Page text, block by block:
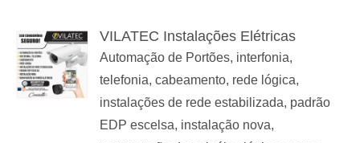
VILATEC Instalações Elétricas
Automação de Portões, interfonia,
telefonia, cabeamento, rede lógica,
instalações de rede estabilizada, padrão
EDP escelsa, instalação nova,